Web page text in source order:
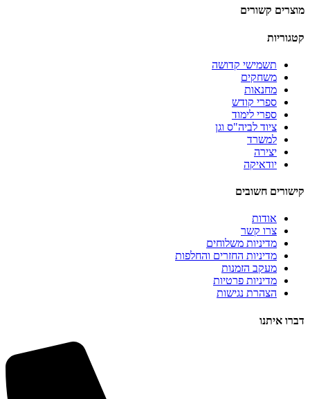
מוצרים קשורים
קטגוריות
תשמישי קדושה
משחקים
מחנאות
ספרי קודש
ספרי לימוד
ציוד לביה"ס וגן
למשרד
יצירה
יודאיקה
קישורים חשובים
אודות
צרו קשר
מדיניות משלוחים
מדיניות החזרים והחלפות
מעקב הזמנות
מדיניות פרטיות
הצהרת נגישות
דברו איתנו